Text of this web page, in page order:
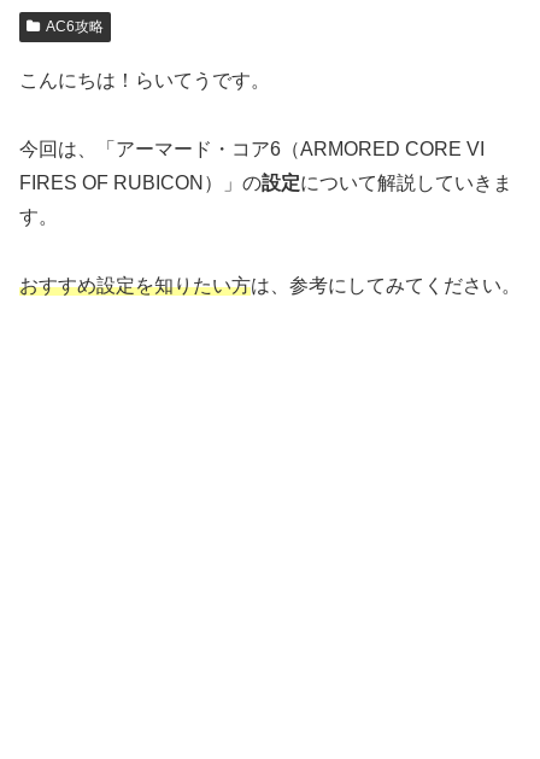
AC6攻略
こんにちは！らいてうです。
今回は、「アーマード・コア6（ARMORED CORE VI
FIRES OF RUBICON）」の設定について解説していきま
す。
おすすめ設定を知りたい方は、参考にしてみてください。